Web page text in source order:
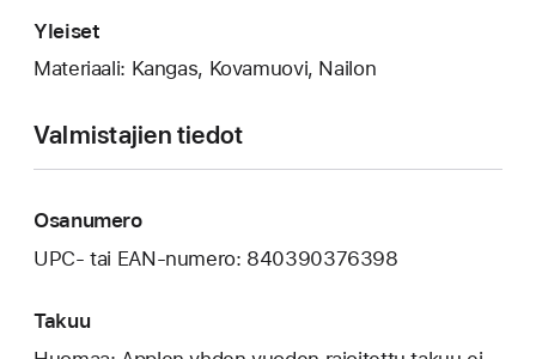
Yleiset
Materiaali: Kangas, Kovamuovi, Nailon
Valmistajien tiedot
Osanumero
UPC- tai EAN-numero: 840390376398
Takuu